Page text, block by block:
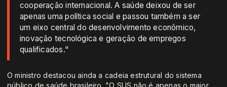
cooperação internacional. A saúde deixou de ser
apenas uma política social e passou também a ser
um eixo central do desenvolvimento econômico,
inovação tecnológica e geração de empregos
qualificados."
O ministro destacou ainda a cadeia estrutural do sistema